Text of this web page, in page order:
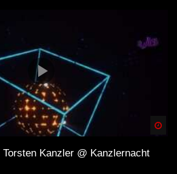
Kanzler @ Kanzlernacht